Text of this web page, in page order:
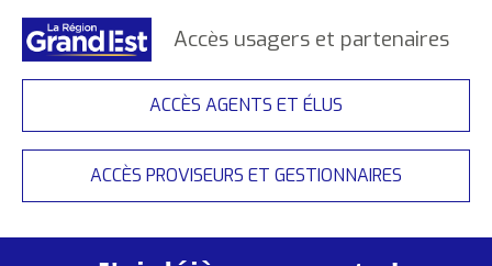
Accès usagers et partenaires
ACCÈS AGENTS ET ÉLUS
ACCÈS PROVISEURS ET GESTIONNAIRES